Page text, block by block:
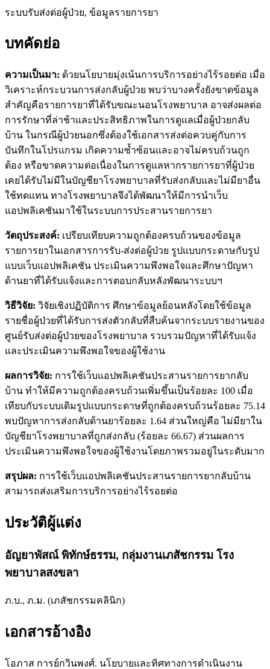
ระบบรับส่งต่อผู้ป่วย, ข้อมูลรายการยา
บทคัดย่อ
ความเป็นมา: ด้วยนโยบายมุ่งเน้นการบริการอย่างไร้รอยต่อ เมื่อ
วิเคราะห์กระบวนการส่งกลับผู้ป่วย พบว่าบางครั้งยังขาดข้อมูล
สำคัญคือรายการยาที่ได้รับขณะนอนโรงพยาบาล อาจส่งผลต่อ
การรักษาที่ล่าช้าและประสิทธิภาพในการดูแลเมื่อผู้ป่วยกลับ
บ้าน ในกรณีผู้ป่วยนอกซึ่งต้องใช้เอกสารส่งต่อควบคู่กับการ
บันทึกในโปรแกรม เกิดความซ้ำซ้อนและอาจไม่ครบถ้วนถูก
ต้อง หรือขาดความต่อเนื่องในการดูแลหากรายการยาที่ผู้ป่วย
เคยได้รับไม่มีในบัญชียาโรงพยาบาลที่รับส่งกลับและไม่มียาอื่น
ใช้ทดแทน ทางโรงพยาบาลจึงได้พัฒนาให้มีการนำเว็บ
แอปพลิเคชันมาใช้ในระบบการประสานรายการยา
วัตถุประสงค์: เปรียบเทียบความถูกต้องครบถ้วนของข้อมูล
รายการยาในเอกสารการรับ-ส่งต่อผู้ป่วย รูปแบบกระดาษกับรูป
แบบเว็บแอปพลิเคชัน ประเมินความพึงพอใจและศึกษาปัญหา
ด้านยาที่ได้รับแจ้งและการตอบกลับหลังพัฒนาระบบฯ
วิธีวิจัย: วิจัยเชิงปฏิบัติการ ศึกษาข้อมูลย้อนหลังโดยใช้ข้อมูล
รายชื่อผู้ป่วยที่ได้รับการส่งตัวกลับที่สืบค้นจากระบบรายงานของ
ศูนย์รับส่งต่อผู้ป่วยของโรงพยาบาล รวบรวมปัญหาที่ได้รับแจ้ง
และประเมินความพึงพอใจของผู้ใช้งาน
ผลการวิจัย: การใช้เว็บแอปพลิเคชันประสานรายการยากลับ
บ้าน ทำให้มีความถูกต้องครบถ้วนเพิ่มขึ้นเป็นร้อยละ 100 เมื่อ
เทียบกับระบบเดิมรูปแบบกระดาษที่ถูกต้องครบถ้วนร้อยละ 75.14
พบปัญหาการส่งกลับด้านยาร้อยละ 1.64 ส่วนใหญ่คือ ไม่มียาใน
บัญชียาโรงพยาบาลที่ถูกส่งกลับ (ร้อยละ 66.67) ส่วนผลการ
ประเมินความพึงพอใจของผู้ใช้งานโดยภาพรวมอยู่ในระดับมาก
สรุปผล: การใช้เว็บแอปพลิเคชันประสานรายการยากลับบ้าน
สามารถส่งเสริมการบริการอย่างไร้รอยต่อ
ประวัติผู้แต่ง
อัญยาพัสณ์ พิทักษ์ธรรม, กลุ่มงานเภสัชกรรม โรง
พยาบาลสงขลา
ภ.บ., ภ.ม. (เภสัชกรรมคลินิก)
เอกสารอ้างอิง
โอภาส การย์กวินพงศ์. นโยบายและทิศทางการดำเนินงาน